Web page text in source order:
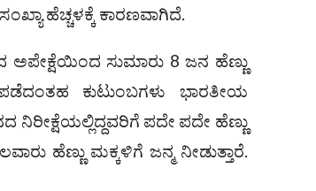
ಹೆಚ್ಚಳಕ್ಕೆ ಕಾರಣವಾಗಿದೆ.
ಅಪೇಕ್ಷೆಯಿಂದ ಸುಮಾರು 8 ಜನ ಹೆಣ್ಣು
ಕುಟುಂಬಗಳು ಭಾರತೀಯ
ನಿರೀಕ್ಷೆಯಲ್ಲಿದ್ದವರಿಗೆ ಪದೇ ಪದೇ ಹೆಣ್ಣು
ಹೆಣ್ಣು ಮಕ್ಕಳಿಗೆ ಜನ್ಮ ನೀಡುತ್ತಾರೆ.